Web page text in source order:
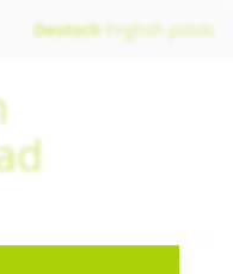
Deutsch English polski